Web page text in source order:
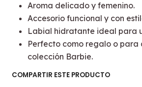
Aroma delicado y femenino.
Accesorio funcional y con
Labial hidratante ideal para
Perfecto como regalo o para
colección Barbie.
COMPARTIR ESTE PRODUCTO